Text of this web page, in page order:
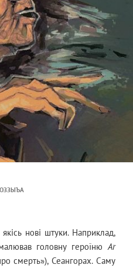
нові штуки. Наприклад,
головну героїнюAr
смерть»), Сеангорах. Саму